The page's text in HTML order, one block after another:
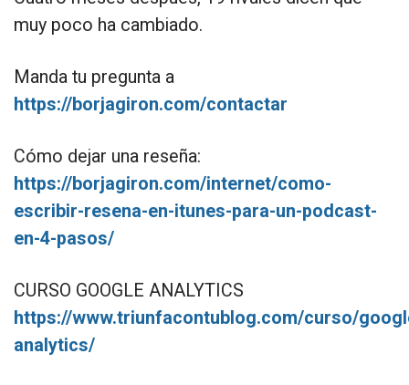
muy poco ha cambiado.
Manda tu pregunta a
https://borjagiron.com/contactar
Cómo dejar una reseña:
https://borjagiron.com/internet/como-
escribir-resena-en-itunes-para-un-podcast-
en-4-pasos/
CURSO GOOGLE ANALYTICS
https://www.triunfacontublog.com/curso/
analytics/